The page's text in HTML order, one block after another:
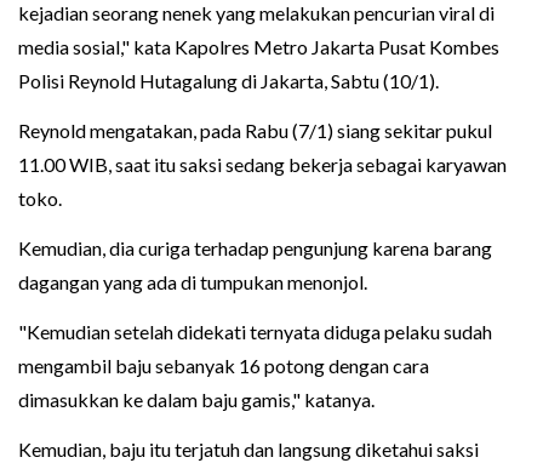
kejadian seorang nenek yang melakukan pencurian viral di
media sosial," kata Kapolres Metro Jakarta Pusat Kombes
Polisi Reynold Hutagalung di Jakarta, Sabtu (10/1).
Reynold mengatakan, pada Rabu (7/1) siang sekitar pukul
11.00 WIB, saat itu saksi sedang bekerja sebagai karyawan
toko.
Kemudian, dia curiga terhadap pengunjung karena barang
dagangan yang ada di tumpukan menonjol.
"Kemudian setelah didekati ternyata diduga pelaku sudah
mengambil baju sebanyak 16 potong dengan cara
dimasukkan ke dalam baju gamis," katanya.
Kemudian, baju itu terjatuh dan langsung diketahui saksi